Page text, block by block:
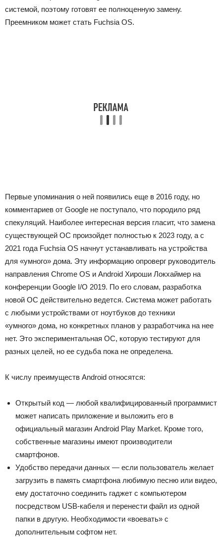
системой, поэтому готовят ее полноценную замену.
Преемником может стать Fuchsia OS.
Первые упоминания о ней появились еще в 2016 году, но
комментариев от Google не поступало, что породило ряд
спекуляций. Наиболее интересная версия гласит, что замена
существующей ОС произойдет полностью к 2023 году, а с
2021 года Fuchsia OS начнут устанавливать на устройства
для «умного» дома. Эту информацию опроверг руководитель
направления Chrome OS и Android Хироши Локхаймер на
конференции Google I/O 2019. По его словам, разработка
новой ОС действительно ведется. Система может работать
с любыми устройствами от ноутбуков до техники
«умного» дома, но конкретных планов у разработчика на нее
нет. Это экспериментальная ОС, которую тестируют для
разных целей, но ее судьба пока не определена.
К числу преимуществ Android относятся:
Открытый код — любой квалифицированный программист
может написать приложение и выложить его в
официальный магазин Android Play Market. Кроме того,
собственные магазины имеют производители
смартфонов.
Удобство передачи данных — если пользователь желает
загрузить в память смартфона любимую песню или видео,
ему достаточно соединить гаджет с компьютером
посредством USB-кабеля и перенести файл из одной
папки в другую. Необходимости «воевать» с
дополнительным софтом нет.